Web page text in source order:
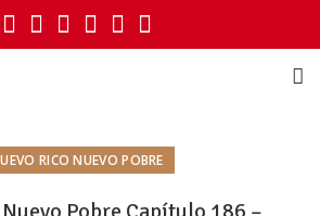
RICO NUEVO POBRE